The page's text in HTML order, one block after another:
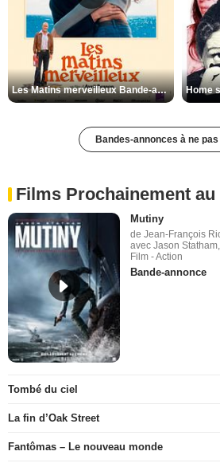
Les Matins merveilleux Bande-annonce VF
Bandes-annonces à ne
Films Prochainement au
Mutiny
de Jean-François
avec Jason
Film - Action
Bande-annonce
Tombé du ciel
La fin d’Oak Street
Fantômas – Le nouveau monde